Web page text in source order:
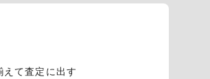
て査定に出す